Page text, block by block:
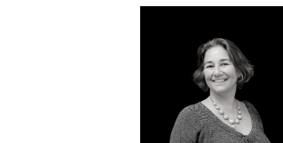
Agnès Le Dortz
Kinésiologue bénévole -
Nature